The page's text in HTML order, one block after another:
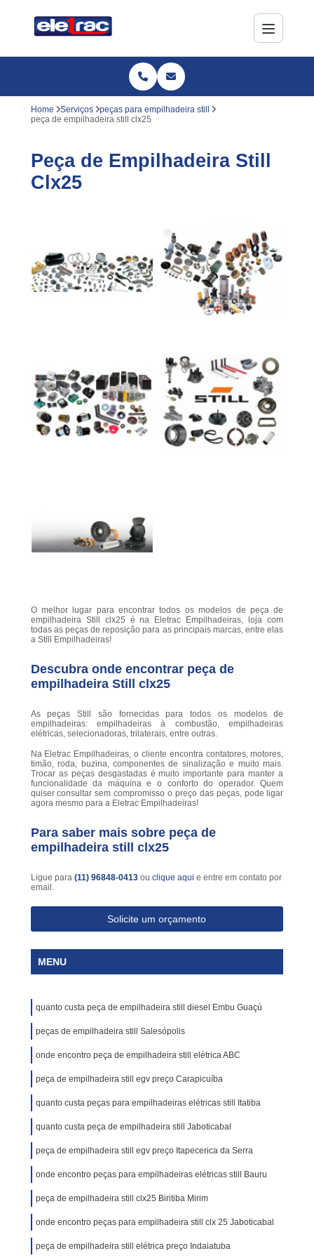
Home Serviços
peças para empilhadeira still
peça de empilhadeira still clx25
Peça de Empilhadeira Still
Clx25
O melhor lugar para encontrar todos os modelos de peça de
empilhadeira Still clx25 é na Eletrac Empilhadeiras, loja com
todas as peças de reposição para as principais marcas, entre elas
a Still Empilhadeiras!
Descubra onde encontrar peça de
empilhadeira Still clx25
As peças Still são fornecidas para todos os modelos de
empilhadeiras: empilhadeiras à combustão, empilhadeiras
elétricas, selecionadoras, trilaterais, entre outras.
Na Eletrac Empilhadeiras, o cliente encontra contatores, motores,
timão, roda, buzina, componentes de sinalização e muito mais.
Trocar as peças desgastadas é muito importante para manter a
funcionalidade da máquina e o conforto do operador. Quem
quiser consultar sem compromisso o preço das peças, pode ligar
agora mesmo para a Eletrac Empilhadeiras!
Para saber mais sobre peça de
empilhadeira still clx25
Ligue para (11) 96848-0413 ou clique aqui e entre em contato por
email.
Solicite um orçamento
MENU
quanto custa peça de empilhadeira still diesel Embu Guaçú
peças de empilhadeira still Salesópolis
onde encontro peça de empilhadeira still elétrica ABC
peça de empilhadeira still egv preço Carapicuíba
quanto custa peças para empilhadeiras elétricas still Itatiba
quanto custa peça de empilhadeira still Jaboticabal
peça de empilhadeira still egv preço Itapecerica da Serra
onde encontro peças para empilhadeiras elétricas still Bauru
peça de empilhadeira still clx25 Biritiba Mirim
onde encontro peças para empilhadeira still clx 25 Jaboticabal
peça de empilhadeira still elétrica preço Indaiatuba